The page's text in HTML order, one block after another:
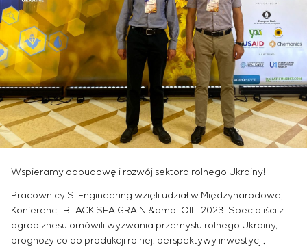
Outsourcing
Usługi doradcze
Indywidualne opracowanie i testowanie wraz z
późniejszą certyfikacją urządzeń rozdzielczych o
szczególnych wymaganiach dotyczących
niezawodności, jakości i warunków eksploatacji
Opracowanie modeli matematycznych obiektów
sterowania
Opracowanie specjalnych algorytmów
późniejszym uruchomieniem na obiekcie
Opracowanie systemów sterowania o
niestandardowej strukturze kaskadowej i
wielopoziomowej z parametrami konfiguracyjnymi
statycznymi i adaptacyjnymi
Przemysł chemiczny
Przemysł cementowy
Simoprime
Oferty pracy
Staż
Weterani
KONTAKT
Wspieramy odbudowę i rozwój sektora rolnego Ukrainy!
Pracownicy S-Engineering wzięli udział w Międzynarodowej
Konferencji BLACK SEA GRAIN &amp; OIL-2023. Specjaliści z
agrobiznesu omówili wyzwania przemysłu rolnego Ukrainy,
prognozy co do produkcji rolnej, perspektywy inwestycji,